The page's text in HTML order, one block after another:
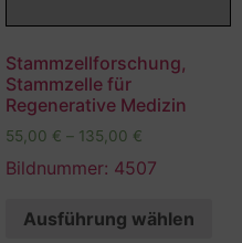
Stammzellforschung,
Stammzelle für
Regenerative Medizin
55,00 € – 135,00 €
Bildnummer: 4507
Ausführung wählen